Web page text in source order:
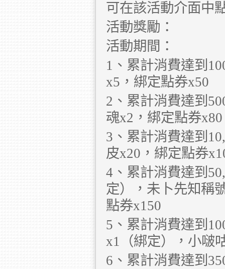
可在該活動介面中
活動獎勵：
活動期間：
1、累計消費達到
x5，綁定點券x50
2、累計消費達到
魂x2，綁定點券x80
3、累計消費達到
皮x20，綁定點券
4、累計消費達到
定），未卜先知稱
點券x150
5、累計消費達到
x1（綁定），小啵
6、累計消費達到